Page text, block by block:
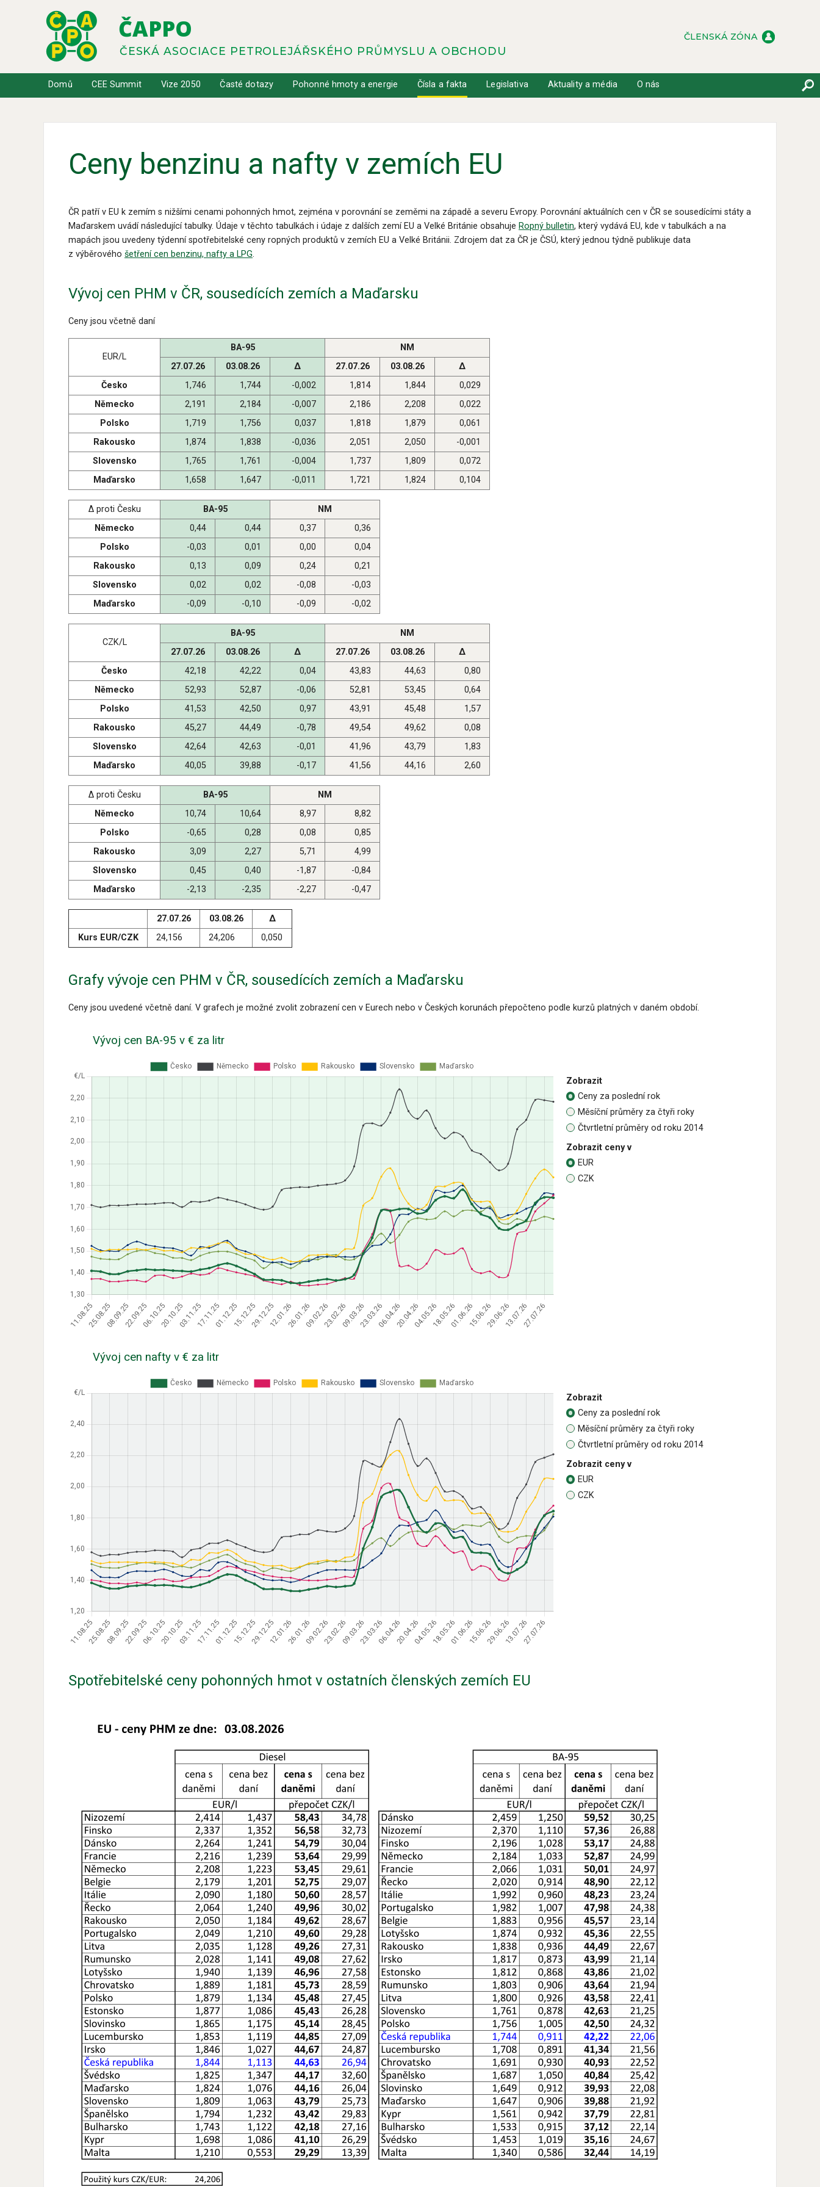
ČAPPO
ČESKÁ ASOCIACE PETROLEJÁŘSKÉHO PRŮMYSLU A OBCHODU
ČLENSKÁ ZÓNA
Domů CEE Summit Vize 2050 Časté dotazy Pohonné hmoty a energie Čísla a fakta Legislativa Aktuality a média O nás
Ceny benzinu a nafty v zemích EU
ČR patří v EU k zemím s nižšími cenami pohonných hmot, zejména v porovnání se zeměmi na západě a severu Evropy. Porovnání aktuálních cen v ČR se sousedícími státy a
Maďarskem uvádí následující tabulky. Údaje v těchto tabulkách i údaje z dalších zemí EU a Velké Británie obsahuje Ropný bulletin, který vydává EU, kde v tabulkách a na
mapách jsou uvedeny týdenní spotřebitelské ceny ropných produktů v zemích EU a Velké Británii. Zdrojem dat za ČR je ČSÚ, který jednou týdně publikuje data
z výběrového šetření cen benzinu, nafty a LPG.
Vývoj cen PHM v ČR, sousedících zemích a Maďarsku
Ceny jsou včetně daní
EUR/L
BA-95
NM
27.07.26
03.08.26 Δ 27.07.26 03.08.26
Δ
Česko
1,746 1,744 -0,002 1,814 1,844
0,029
Německo
2,191 2,184 -0,007 2,186 2,208
0,022
Polsko
1,719 1,756 0,037 1,818 1,879
0,061
Rakousko
1,874 1,838 -0,036 2,051 2,050
-0,001
Slovensko
1,765 1,761 -0,004 1,737 1,809
0,072
Maďarsko
1,658 1,647 -0,011 1,721 1,824 0,104
Δ proti Česku BA-95
NM
Německo
0,44 0,44 0,37
0,36
Polsko
-0,03 0,01 0,00
0,04
Rakousko
0,13 0,09 0,24
0,21
Slovensko
0,02 0,02 -0,08
-0,03
Maďarsko
-0,09 -0,10 -0,09 -0,02
CZK/L
BA-95
NM
27.07.26
03.08.26 Δ 27.07.26 03.08.26
Δ
Česko
42,18 42,22 0,04 43,83 44,63
0,80
Německo
52,93 52,87 -0,06 52,81 53,45
0,64
Polsko
41,53 42,50 0,97 43,91 45,48
1,57
Rakousko
45,27 44,49 -0,78 49,54 49,62
0,08
Slovensko
42,64 42,63 -0,01 41,96 43,79
1,83
Maďarsko
40,05 39,88 -0,17 41,56 44,16 2,60
Δ proti Česku BA-95
NM
Německo
10,74 10,64 8,97
8,82
Polsko
-0,65 0,28 0,08
0,85
Rakousko
3,09 2,27 5,71
4,99
Slovensko
0,45 0,40 -1,87
-0,84
Maďarsko
-2,13 -2,35 -2,27 -0,47
27.07.26 03.08.26
Δ
Kurs EUR/CZK
24,156 24,206 0,050
Grafy vývoje cen PHM v ČR, sousedících zemích a Maďarsku
Ceny jsou uvedené včetně daní. V grafech je možné zvolit zobrazení cen v Eurech nebo v Českých korunách přepočteno podle kurzů platných v daném období.
Vývoj cen BA-95 v € za litr
Zobrazit
Ceny za poslední rok
Měsíční průměry za čtyři roky
Čtvrtletní průměry od roku 2014
Zobrazit ceny v
EUR
CZK
Vývoj cen nafty v € za litr
Zobrazit
Ceny za poslední rok
Měsíční průměry za čtyři roky
Čtvrtletní průměry od roku 2014
Zobrazit ceny v
EUR
CZK
Spotřebitelské ceny pohonných hmot v ostatních členských zemích EU